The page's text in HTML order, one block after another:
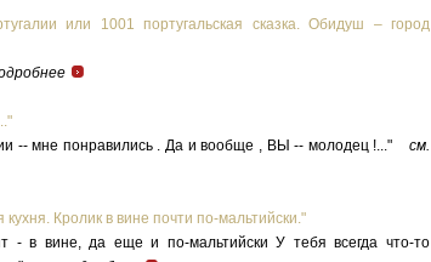
или 1001 португальская сказка. Обидуш – город
-- мне понравились . Да и вообще , ВЫ -- молодец !..."
см.
Кролик в вине почти по-мальтийски."
- в вине, да еще и по-мальтийски У тебя всегда что-то